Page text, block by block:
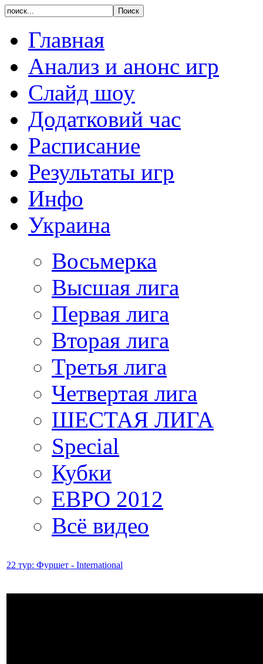
Главная
Анализ и анонс игр
Слайд шоу
Додатковий час
Расписание
Результаты игр
Инфо
Украина
Восьмерка
Высшая лига
Первая лига
Вторая лига
Третья лига
Четвертая лига
ШЕСТАЯ ЛИГА
Special
Кубки
ЕВРО 2012
Всё видео
22 тур: Фуршет - International